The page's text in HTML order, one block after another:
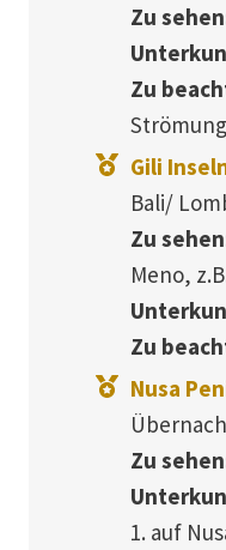
Zu
Zu
Gili
Bali/
Zu sehen
Meno,
Zu
Nusa
Zu
1. auf